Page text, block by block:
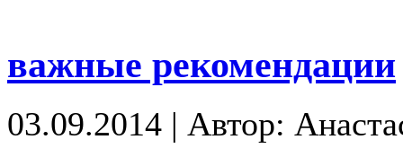
важные рекомендации
03.09.2014 | Автор: